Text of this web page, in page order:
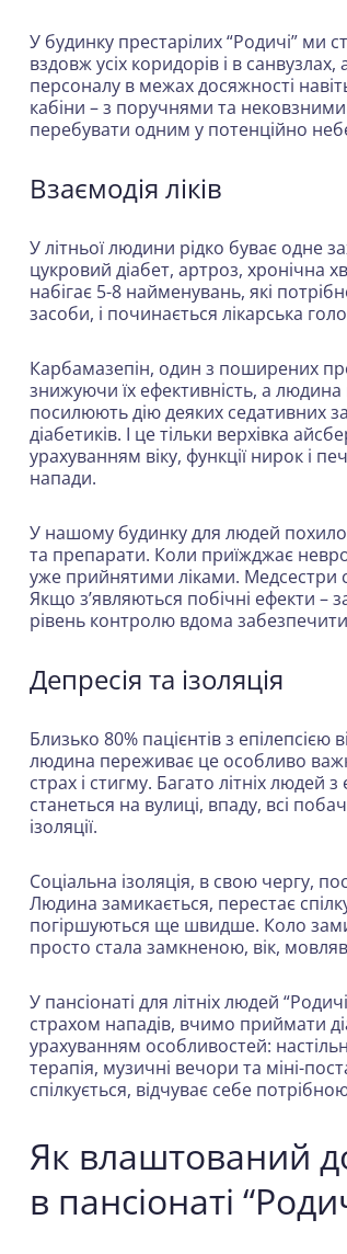
У будинку престарілих “Родичі” ми
вздовж усіх коридорів і в
персоналу в межах досяжності
кабіни – з поручнями та
перебувати одним у потенційно
Взаємодія ліків
У літньої людини рідко буває одне
цукровий діабет, артроз, хронічна
набігає 5-8 найменувань, які
засоби, і починається лікарська
Карбамазепін, один з поширених
знижуючи їх ефективність, а людина
посилюють дію деяких седативних
діабетиків. І це тільки верхівка
урахуванням віку, функції нирок і
напади.
У нашому будинку для людей
та препарати. Коли приїжджає
уже прийнятими ліками. Медсестри
Якщо з’являються побічні ефекти –
рівень контролю вдома
Депресія та ізоляція
Близько 80% пацієнтів з
людина переживає це особливо
страх і стигму. Багато літніх
станеться на вулиці, впаду, всі
ізоляції.
Соціальна ізоляція, в свою чергу,
Людина замикається, перестає
погіршуються ще швидше. Коло
просто стала замкненою, вік,
У пансіонаті для літніх людей
страхом нападів, вчимо приймати
урахуванням особливостей:
терапія, музичні вечори та міні-
спілкується, відчуває себе
Як влаштований
в пансіонаті